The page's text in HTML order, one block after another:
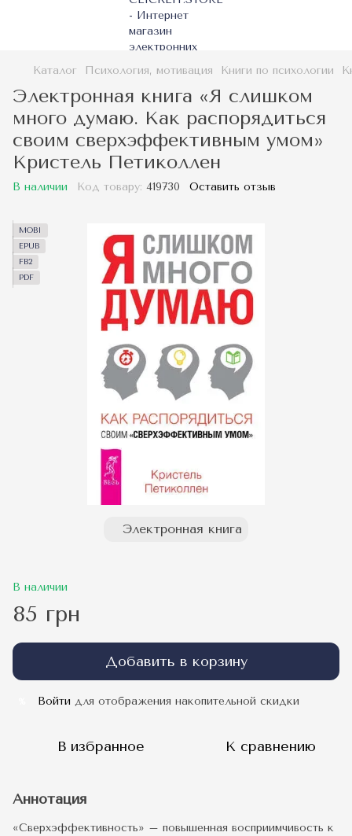
Каталог Психология, мотивация Книги по психологии
Электронная книга «Я слишком
много думаю. Как распорядиться
своим сверхэффективным умом»
Кристель Петиколлен
В наличии Код товару: 419730 Оставить отзыв
MOBI
EPUB
FB2
PDF
Электронная книга
В наличии
85 грн
Добавить в корзину
Войти для отображения накопительной скидки
В избранное К сравнению
Аннотация
«Сверхэффективность» – повышенная восприимчивость к